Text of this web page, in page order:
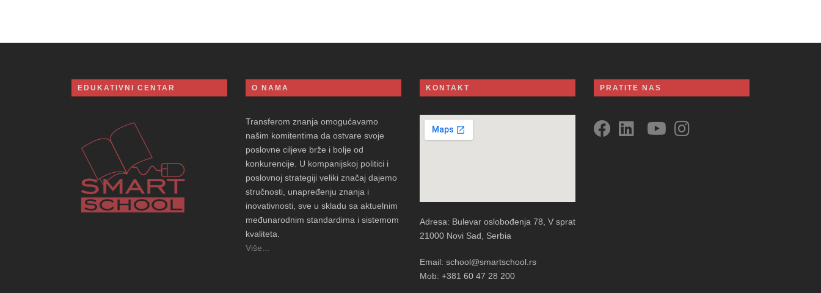
EDUKATIVNI CENTAR O NAMA
Transferom znanja omogućavamo
našim komitentima da ostvare svoje
poslovne ciljeve brže i bolje od
konkurencije. U kompanijskoj politici i
poslovnoj strategiji veliki značaj dajemo
stručnosti, unapređenju znanja i
inovativnosti, sve u skladu sa aktuelnim
međunarodnim standardima i sistemom
kvaliteta.
Više...
KONTAKT
Adresa: Bulevar oslobođenja 78, V sprat
21000 Novi Sad, Serbia
Email: school@smartschool.rs
Mob: +381 60 47 28 200
PRATITE NAS